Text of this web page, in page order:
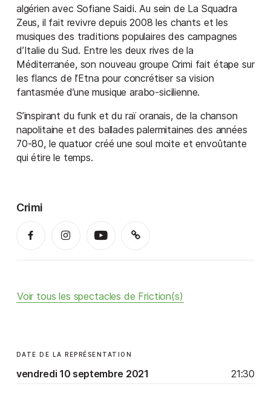
algérien avec Sofiane Saidi. Au sein de La Squadra
Zeus, il fait revivre depuis 2008 les chants et les
musiques des traditions populaires des campagnes
d’Italie du Sud. Entre les deux rives de la
Méditerranée, son nouveau groupe Crimi fait étape sur
les flancs de l’Etna pour concrétiser sa vision
fantasmée d’une musique arabo-sicilienne.
S’inspirant du funk et du raï oranais, de la chanson
napolitaine et des ballades palermitaines des années
70-80, le quatuor créé une soul moite et envoûtante
qui étire le temps.
Crimi
Voir tous les spectacles de Friction(s)
DATE DE LA REPRÉSENTATION
vendredi 10 septembre 2021 21:30